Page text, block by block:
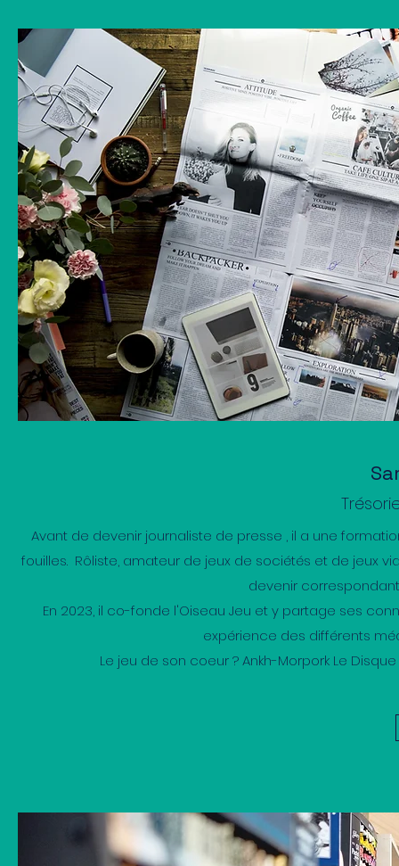
Avant de devenir journaliste de presse , il a une
fouilles. Rôliste, amateur de jeux de sociétés et de jeux
devenir
En 2023, il co-fonde l'Oiseau Jeu et y partage ses
expérience des différents
Le jeu de son coeur ? Ankh-Morpork Le